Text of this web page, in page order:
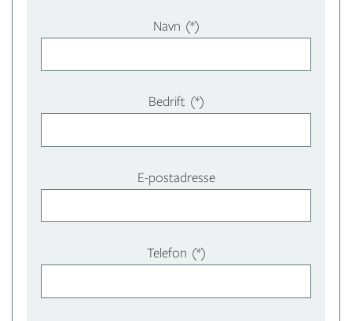
Navn
Bedrift
E-postadresse
Telefon